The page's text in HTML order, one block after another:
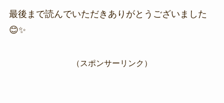
最後まで読んでいただきありがとうございました
😊✨
（スポンサーリンク）